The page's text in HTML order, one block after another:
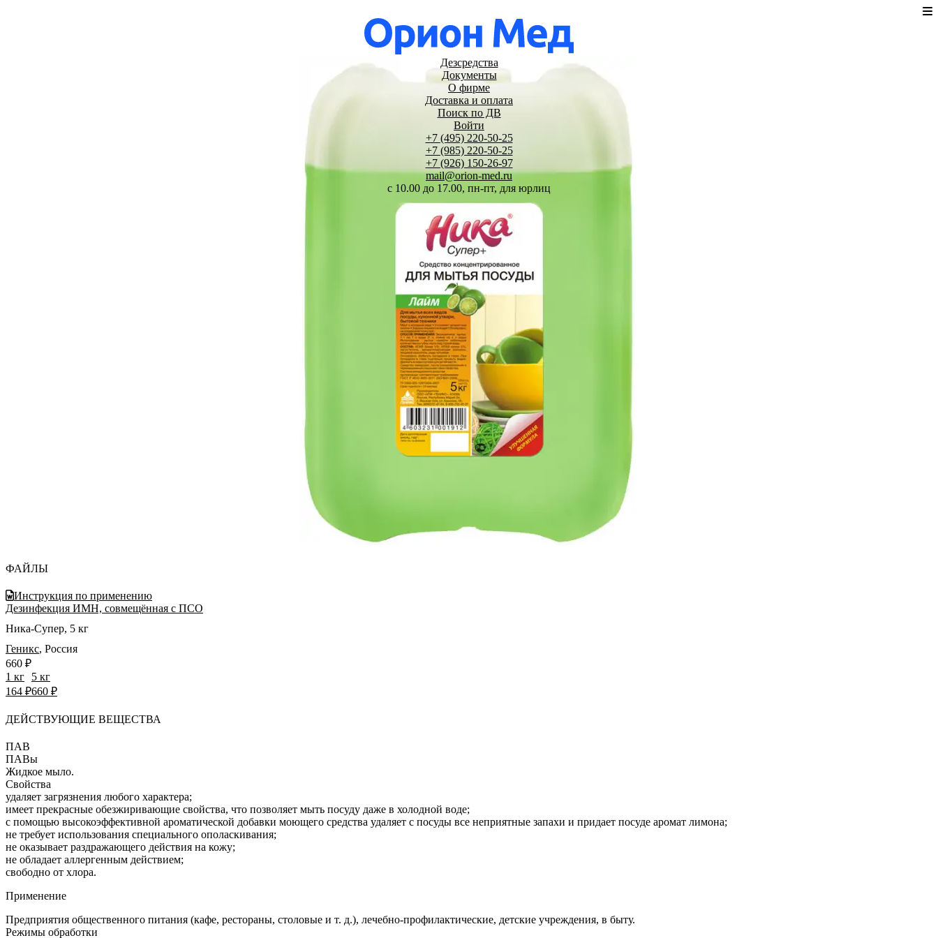
Дезсредства
Документы
О фирме
Доставка и оплата
Поиск по ДВ
Войти
+7 (495) 220-50-25
+7 (985) 220-50-25
+7 (926) 150-26-97
mail@orion-med.ru
c 10.00 до 17.00, пн-пт, для юрлиц
ФАЙЛЫ
Инструкция по применению
Дезинфекция ИМН, совмещённая с ПСО
Ника-Супер, 5 кг
Геникс, Россия
1 кг
164 ₽
5 кг
660 ₽
ДЕЙСТВУЮЩИЕ ВЕЩЕСТВА
ПАВ
ПАВы
Жидкое мыло.
Свойства
удаляет загрязнения любого характера;
имеет прекрасные обезжиривающие свойства, что позволяет мыть посуду даже в холодной воде;
с помощью высокоэффективной ароматической добавки моющего средства удаляет с посуды все неприятные запахи и придает посуде аромат лимона;
не требует использования специального ополаскивания;
не оказывает раздражающего действия на кожу;
не обладает аллергенным действием;
свободно от хлора.
Применение
Предприятия общественного питания (кафе, рестораны, столовые и т. д.), лечебно-профилактические, детские учреждения, в быту.
Режимы обработки
660 ₽